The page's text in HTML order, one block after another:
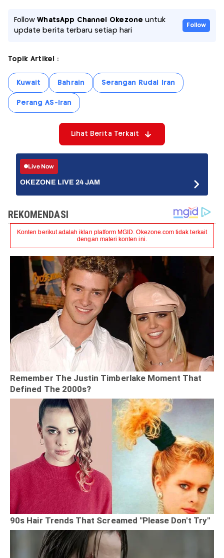
FollowWhatsApp Channel Okezone untuk
update berita terbaru setiap hari
Follow
Topik Artikel :
Kuwait Bahrain Serangan Rudal Iran
Perang AS-Iran
Lihat Berita Terkait
Live Now
OKEZONE LIVE 24 JAM